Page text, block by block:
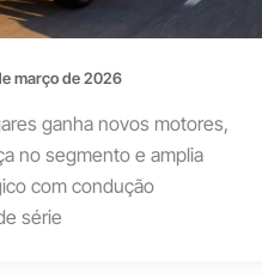
março de 2026
ganha novos motores,
no segmento e amplia
com condução
série